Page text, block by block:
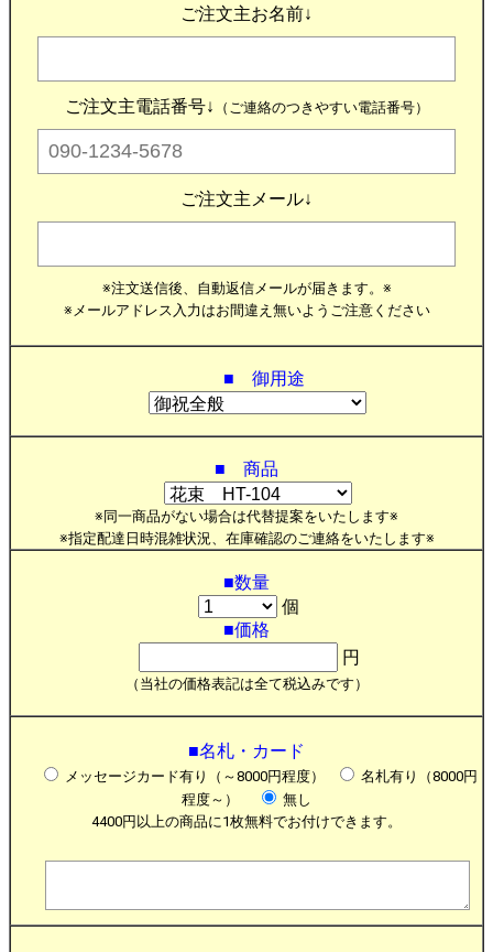
ご注文主お名前↓
ご注文主電話番号↓ （ご連絡のつきやすい電話番号）
ご注文主メール↓
※注文送信後、自動返信メールが届きます。※
※メールアドレス入力はお間違え無いようご注意ください
■ 御用途
■ 商品
※同一商品がない場合は代替提案をいたします※
※指定配達日時混雑状況、在庫確認のご連絡をいたします※
■数量
個
■価格
円
（当社の価格表記は全て税込みです）
■名札・カード
メッセージカード有り（～8000円程度）
名札有り（8000円
程度～）
無し
4400円以上の商品に1枚無料でお付けできます。